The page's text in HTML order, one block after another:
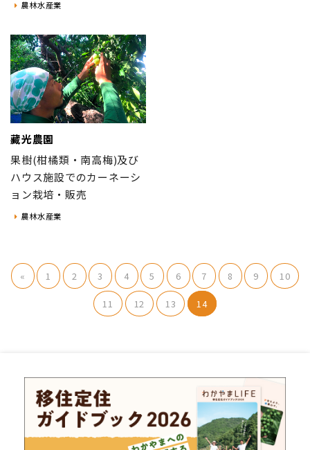
農林水産業
藏光農園
果樹(柑橘類・南高梅)及び
ハウス施設でのカーネーシ
ョン栽培・販売
農林水産業
« 1 2 3 4 5 6 7 8 9 10
11 12 13 14